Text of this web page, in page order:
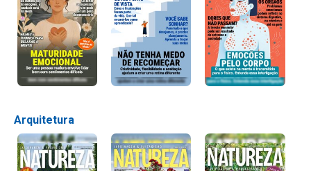
Arquitetura